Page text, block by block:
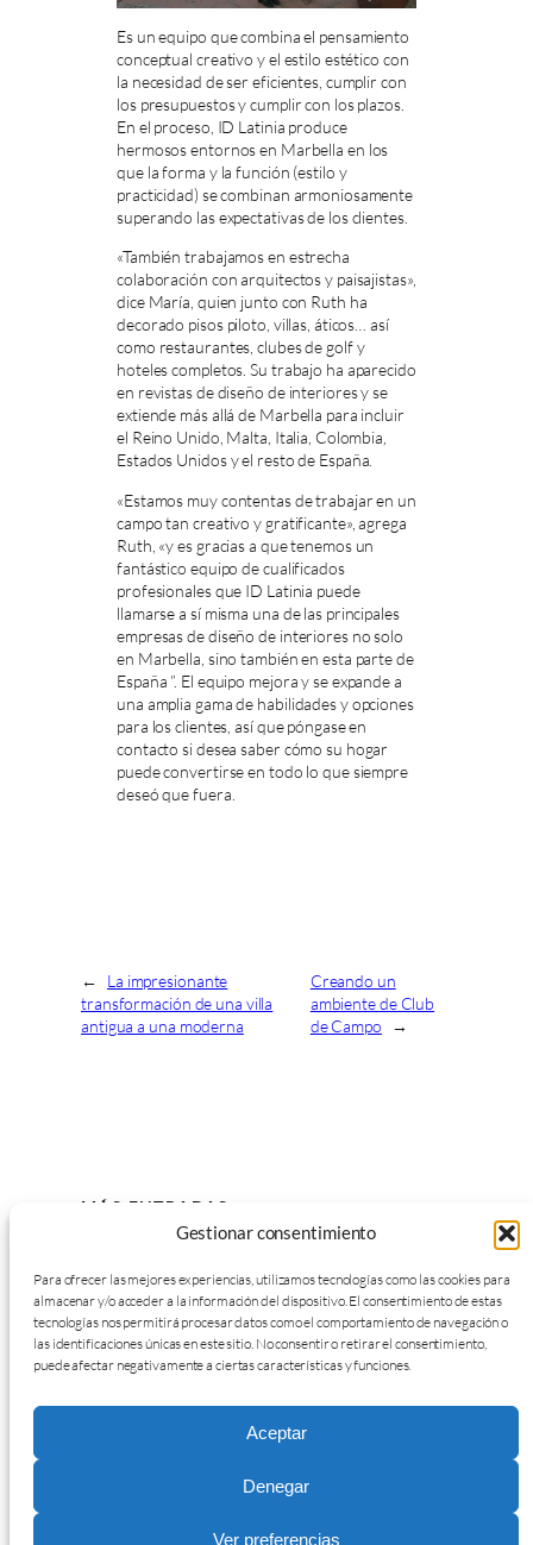
Gestionar consentimiento
Para ofrecer las mejores experiencias, utilizamos tecnologías como las cookies para
almacenar y/o acceder a la información del dispositivo. El consentimiento de estas
tecnologías nos permitirá procesar datos como el comportamiento de navegación o
las identificaciones únicas en este sitio. No consentir o retirar el consentimiento,
puede afectar negativamente a ciertas características y funciones.
Aceptar
Denegar
Ver preferencias
Es un equipo que combina el pensamiento
conceptual creativo y el estilo estético con
la necesidad de ser eficientes, cumplir con
los presupuestos y cumplir con los plazos.
En el proceso, ID Latinia produce
hermosos entornos en Marbella en los
que la forma y la función (estilo y
practicidad) se combinan armoniosamente
superando las expectativas de los clientes.
«También trabajamos en estrecha
colaboración con arquitectos y paisajistas»,
dice María, quien junto con Ruth ha
decorado pisos piloto, villas, áticos… así
como restaurantes, clubes de golf y
hoteles completos. Su trabajo ha aparecido
en revistas de diseño de interiores y se
extiende más allá de Marbella para incluir
el Reino Unido, Malta, Italia, Colombia,
Estados Unidos y el resto de España.
«Estamos muy contentas de trabajar en un
campo tan creativo y gratificante», agrega
Ruth, «y es gracias a que tenemos un
fantástico equipo de cualificados
profesionales que ID Latinia puede
llamarse a sí misma una de las principales
empresas de diseño de interiores no solo
en Marbella, sino también en esta parte de
España ”. El equipo mejora y se expande a
una amplia gama de habilidades y opciones
para los clientes, así que póngase en
contacto si desea saber cómo su hogar
puede convertirse en todo lo que siempre
deseó que fuera.
←
La impresionante
transformación de una villa
antigua a una moderna
Creando un
ambiente de Club
de Campo
→
MÁS ENTRADAS
La integración de
antigüedades en la
decoración actual
La evolución de la bañera